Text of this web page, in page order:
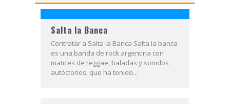
Salta la Banca
Contratar a Salta la Banca Salta la banca
es una banda de rock argentina con
matices de reggae, baladas y sonidos
autóctonos, que ha tenido...